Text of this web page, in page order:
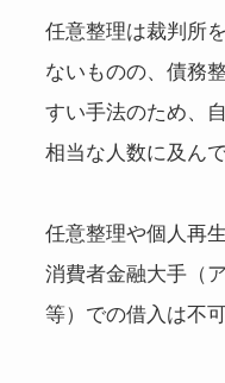
任意整理は裁判所
ないものの、債務
すい手法のため、
相当な人数に及ん
任意整理や個人再
消費者金融大手（
等）での借入は不可